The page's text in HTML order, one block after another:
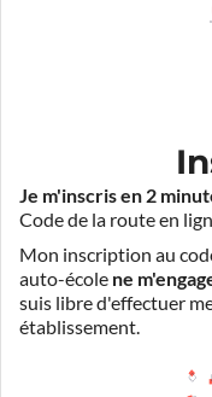
Je m'inscris en 2
Code de la route en
Mon inscription au
auto-école ne
suis libre d'effectuer
établissement.